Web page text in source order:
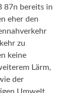
87n bereits in
eher den
zu
keine
Lärm,
der
Umwelt,